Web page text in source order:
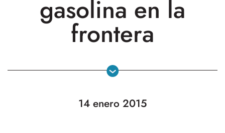
gasolina en la
frontera
14 enero 2015